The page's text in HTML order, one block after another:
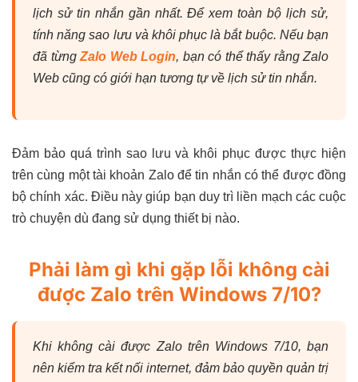
lịch sử tin nhắn gần nhất. Để xem toàn bộ lịch sử,
tính năng sao lưu và khôi phục là bắt buộc. Nếu bạn
đã từng Zalo Web Login, bạn có thể thấy rằng Zalo
Web cũng có giới hạn tương tự về lịch sử tin nhắn.
Đảm bảo quá trình sao lưu và khôi phục được thực hiện
trên cùng một tài khoản Zalo để tin nhắn có thể được đồng
bộ chính xác. Điều này giúp bạn duy trì liền mạch các cuộc
trò chuyện dù đang sử dụng thiết bị nào.
Phải làm gì khi gặp lỗi không cài
được Zalo trên Windows 7/10?
Khi không cài được Zalo trên Windows 7/10, bạn
nên kiểm tra kết nối internet, đảm bảo quyền quản trị